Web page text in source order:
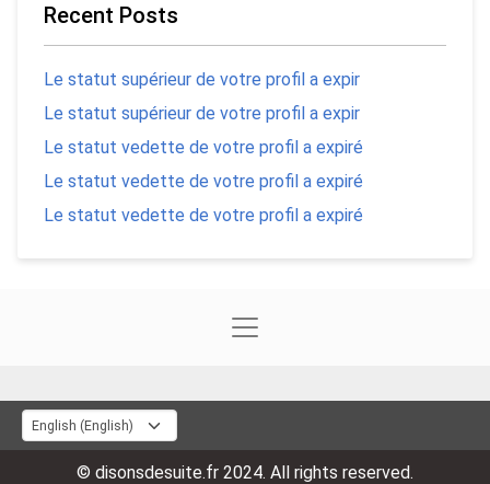
Recent Posts
Le statut supérieur de votre profil a expir
Le statut supérieur de votre profil a expir
Le statut vedette de votre profil a expiré
Le statut vedette de votre profil a expiré
Le statut vedette de votre profil a expiré
© disonsdesuite.fr 2024. All rights reserved.